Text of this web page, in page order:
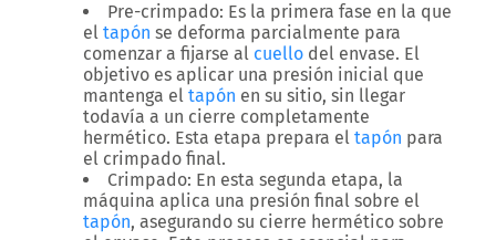
Pre-crimpado: Es la primera fase en la que
el tapón se deforma parcialmente para
comenzar a fijarse al cuello del envase. El
objetivo es aplicar una presión inicial que
mantenga el tapón en su sitio, sin llegar
todavía a un cierre completamente
hermético. Esta etapa prepara el tapón para
el crimpado final.
Crimpado: En esta segunda etapa, la
máquina aplica una presión final sobre el
tapón, asegurando su cierre hermético sobre